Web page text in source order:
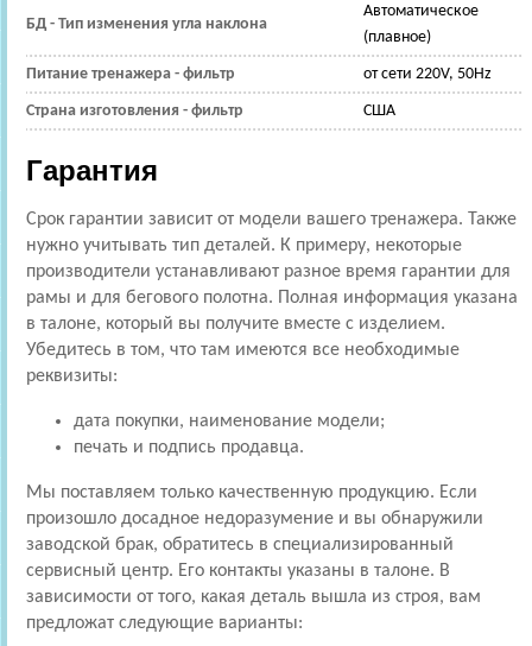
БД - Тип изменения угла наклона
Автоматическое
(плавное)
Питание тренажера - фильтр от сети 220V, 50Hz
Страна изготовления - фильтр США
Гарантия
Срок гарантии зависит от модели вашего тренажера. Также
нужно учитывать тип деталей. К примеру, некоторые
производители устанавливают разное время гарантии для
рамы и для бегового полотна. Полная информация указана
в талоне, который вы получите вместе с изделием.
Убедитесь в том, что там имеются все необходимые
реквизиты:
дата покупки, наименование модели;
печать и подпись продавца.
Мы поставляем только качественную продукцию. Если
произошло досадное недоразумение и вы обнаружили
заводской брак, обратитесь в специализированный
сервисный центр. Его контакты указаны в талоне. В
зависимости от того, какая деталь вышла из строя, вам
предложат следующие варианты: